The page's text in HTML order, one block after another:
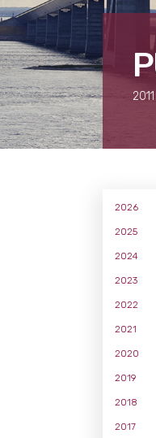
2011
2026
2025
2024
2023
2022
2021
2020
2019
2018
2017